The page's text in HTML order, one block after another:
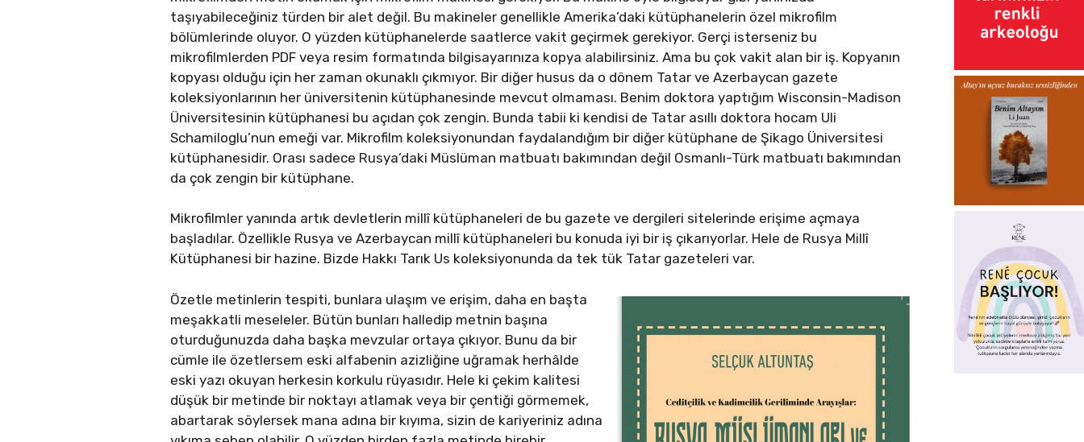
taşıyabileceğiniz türden bir alet değil. Bu makineler genellikle Amerika’daki kütüphanelerin özel mikrofilm
bölümlerinde oluyor. O yüzden kütüphanelerde saatlerce vakit geçirmek gerekiyor. Gerçi isterseniz bu
mikrofilmlerden PDF veya resim formatında bilgisayarınıza kopya alabilirsiniz. Ama bu çok vakit alan bir iş. Kopyanın
kopyası olduğu için her zaman okunaklı çıkmıyor. Bir diğer husus da o dönem Tatar ve Azerbaycan gazete
koleksiyonlarının her üniversitenin kütüphanesinde mevcut olmaması. Benim doktora yaptığım Wisconsin-Madison
Üniversitesinin kütüphanesi bu açıdan çok zengin. Bunda tabii ki kendisi de Tatar asıllı doktora hocam Uli
Schamiloglu’nun emeği var. Mikrofilm koleksiyonundan faydalandığım bir diğer kütüphane de Şikago Üniversitesi
kütüphanesidir. Orası sadece Rusya’daki Müslüman matbuatı bakımından değil Osmanlı-Türk matbuatı bakımından
da çok zengin bir kütüphane.
Mikrofilmler yanında artık devletlerin millî kütüphaneleri de bu gazete ve dergileri sitelerinde erişime açmaya
başladılar. Özellikle Rusya ve Azerbaycan millî kütüphaneleri bu konuda iyi bir iş çıkarıyorlar. Hele de Rusya Millî
Kütüphanesi bir hazine. Bizde Hakkı Tarık Us koleksiyonunda da tek tük Tatar gazeteleri var.
Özetle metinlerin tespiti, bunlara ulaşım ve erişim, daha en başta
meşakkatli meseleler. Bütün bunları halledip metnin başına
oturduğunuzda daha başka mevzular ortaya çıkıyor. Bunu da bir
cümle ile özetlersem eski alfabenin azizliğine uğramak herhâlde
eski yazı okuyan herkesin korkulu rüyasıdır. Hele ki çekim kalitesi
düşük bir metinde bir noktayı atlamak veya bir çentiği görmemek,
abartarak söylersek mana adına bir kıyıma, sizin de kariyeriniz adına